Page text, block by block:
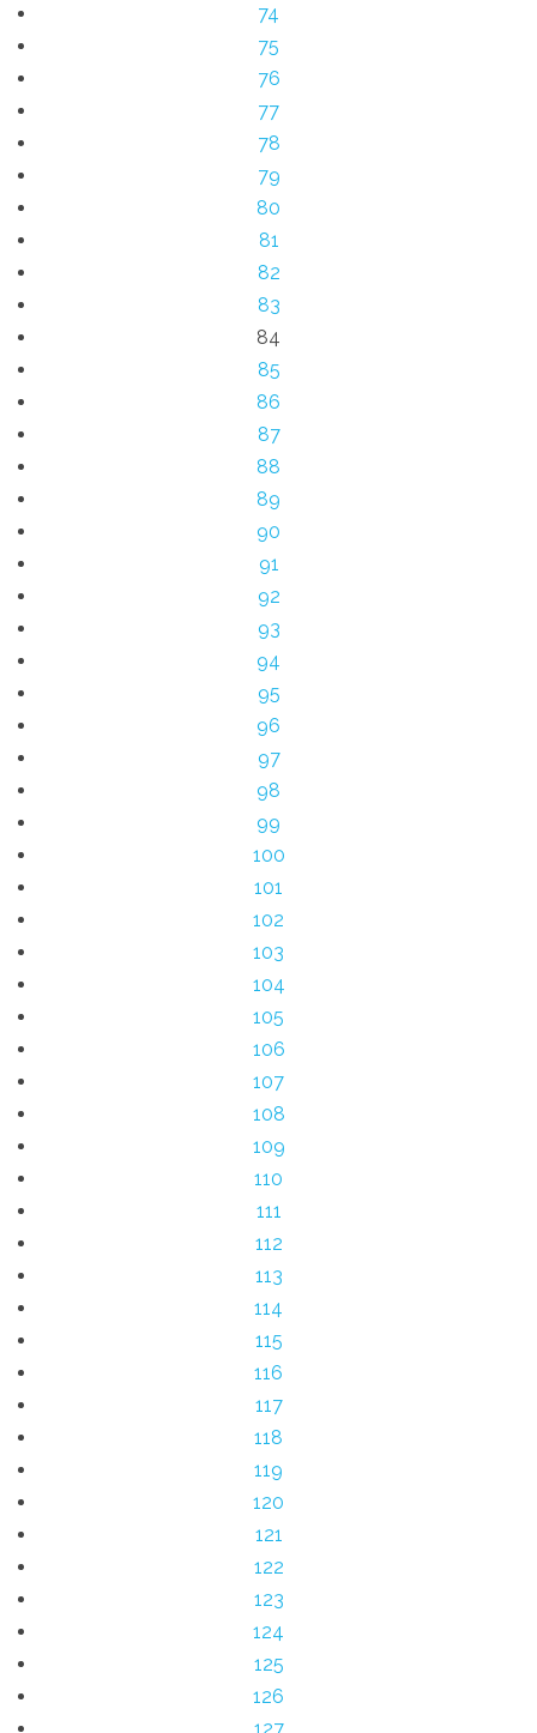
74
75
76
77
78
79
80
81
82
83
84
85
86
87
88
89
90
91
92
93
94
95
96
97
98
99
100
101
102
103
104
105
106
107
108
109
110
111
112
113
114
115
116
117
118
119
120
121
122
123
124
125
126